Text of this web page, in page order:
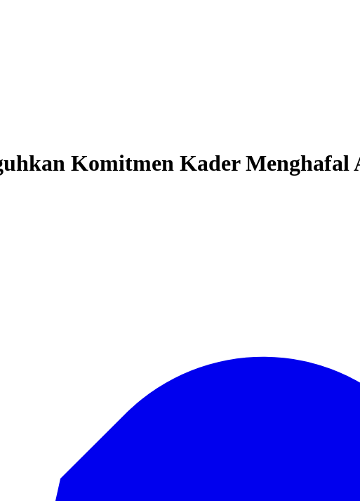
Komitmen Kader Menghafal